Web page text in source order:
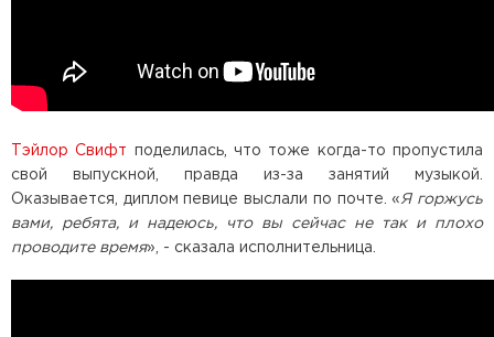
Тэйлор Свифт поделилась, что тоже когда-то пропустила
свой выпускной, правда из-за занятий музыкой.
Оказывается, диплом певице выслали по почте. « Я горжусь
вами, ребята, и надеюсь, что вы сейчас не так и плохо
проводите время», - сказала исполнительница.